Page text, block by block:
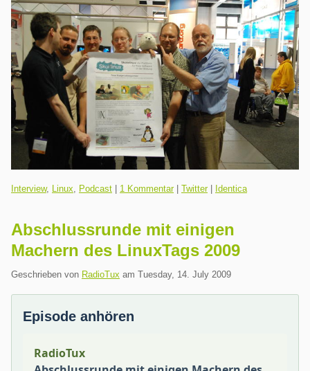
Kategorien:
Interview, Linux, Podcast 1 Kommentar| Twitter| Identica
Abschlussrunde mit einigen
Machern des LinuxTags 2009
Geschrieben von RadioTux am Tuesday, 14. July 2009
Episode anhören